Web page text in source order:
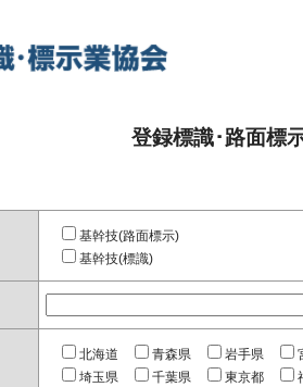
登録標識･路面標
基幹技(路面標示)
基幹技(標識)
北海道 青森県 岩手県
埼玉県
千葉県 東京都